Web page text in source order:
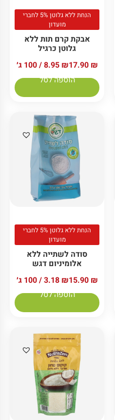
הנחת ללא גלוטן 5% לחברי
מועדון
אבקת קרם תות ללא
גלוטן כרגיל
17.90 ₪
8.95 ₪
/ 100 ג׳
הוספה לסל
הנחת ללא גלוטן 5% לחברי
מועדון
סודה לשתייה ללא
אלומיניום דגש
15.90 ₪
3.18 ₪
/ 100 ג׳
הוספה לסל